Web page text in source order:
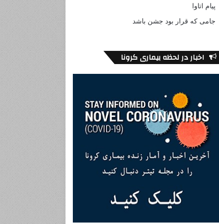
پیام اتاوا
جامی که قرار بود جشن باشد
اخبار در لحظه بیماری کرونا